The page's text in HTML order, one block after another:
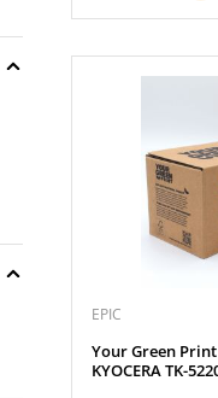
EPIC
Your Green
KYOCERA TK-